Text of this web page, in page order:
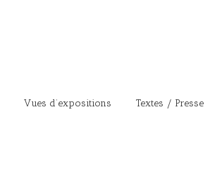
Vues d’expositions Textes / Presse